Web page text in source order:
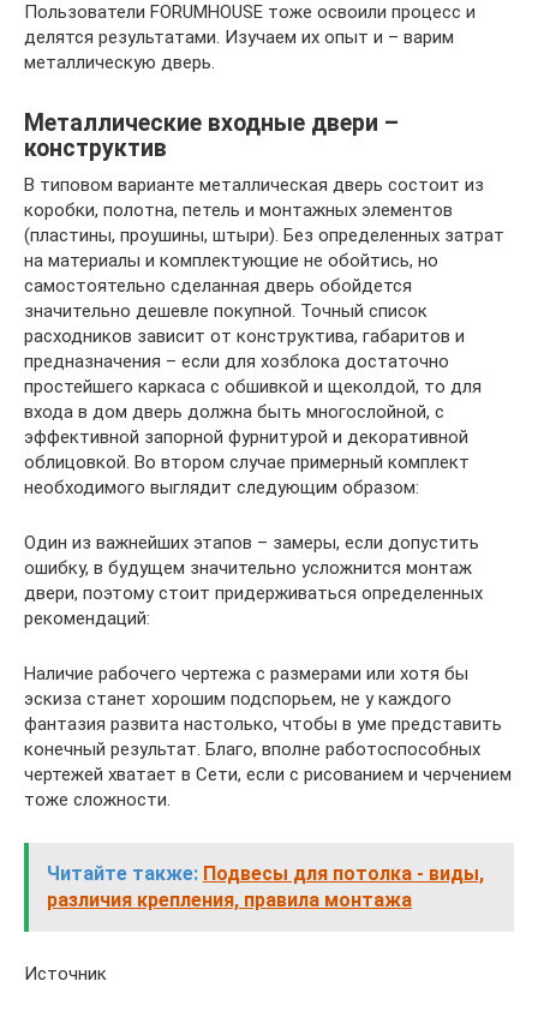
Пользователи FORUMHOUSE тоже освоили процесс и
делятся результатами. Изучаем их опыт и – варим
металлическую дверь.
Металлические входные двери –
конструктив
В типовом варианте металлическая дверь состоит из
коробки, полотна, петель и монтажных элементов
(пластины, проушины, штыри). Без определенных затрат
на материалы и комплектующие не обойтись, но
самостоятельно сделанная дверь обойдется
значительно дешевле покупной. Точный список
расходников зависит от конструктива, габаритов и
предназначения – если для хозблока достаточно
простейшего каркаса с обшивкой и щеколдой, то для
входа в дом дверь должна быть многослойной, с
эффективной запорной фурнитурой и декоративной
облицовкой. Во втором случае примерный комплект
необходимого выглядит следующим образом:
Один из важнейших этапов – замеры, если допустить
ошибку, в будущем значительно усложнится монтаж
двери, поэтому стоит придерживаться определенных
рекомендаций:
Наличие рабочего чертежа с размерами или хотя бы
эскиза станет хорошим подспорьем, не у каждого
фантазия развита настолько, чтобы в уме представить
конечный результат. Благо, вполне работоспособных
чертежей хватает в Сети, если с рисованием и черчением
тоже сложности.
Читайте также: Подвесы для потолка - виды,
различия крепления, правила монтажа
Источник